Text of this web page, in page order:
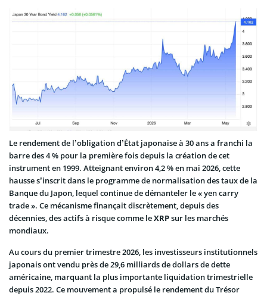
Le rendement de l’obligation d’État japonaise à 30 ans a franchi la
barre des 4 % pour la première fois depuis la création de cet
instrument en 1999. Atteignant environ 4,2 % en mai 2026, cette
hausse s’inscrit dans le programme de normalisation des taux de la
Banque du Japon, lequel continue de démanteler le « yen carry
trade ». Ce mécanisme finançait discrètement, depuis des
décennies, des actifs à risque comme leXRPsur les marchés
mondiaux.
Au cours du premier trimestre 2026, les investisseurs institutionnels
japonais ont vendu près de 29,6 milliards de dollars de dette
américaine, marquant la plus importante liquidation trimestrielle
depuis 2022. Ce mouvement a propulsé le rendement du Trésor